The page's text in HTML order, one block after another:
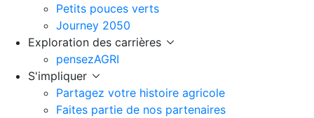
Petits pouces verts
Journey 2050
Exploration des carrières
pensezAGRI
S'impliquer
Partagez votre histoire agricole
Faites partie de nos partenaires